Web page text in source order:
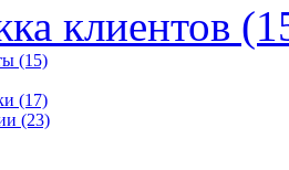
клиентов
(15)
(17)
(23)